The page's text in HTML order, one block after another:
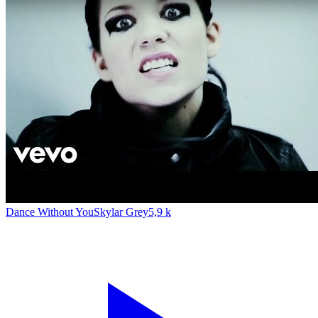
Dance Without YouSkylar Grey5,9 k